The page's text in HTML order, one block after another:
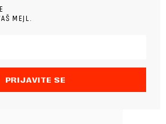
MEJL.
PRIJAVITE SE